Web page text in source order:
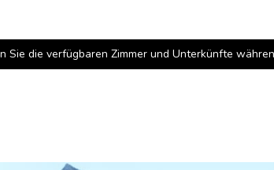
Sie die verfügbaren Zimmer und Unterkünfte